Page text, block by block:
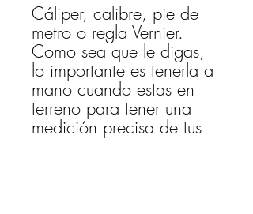
Cáliper, calibre, pie de
metro o regla Vernier.
Como sea que le digas,
lo importante es tenerla a
mano cuando estas en
terreno para tener una
medición precisa de tus
hallazgos.